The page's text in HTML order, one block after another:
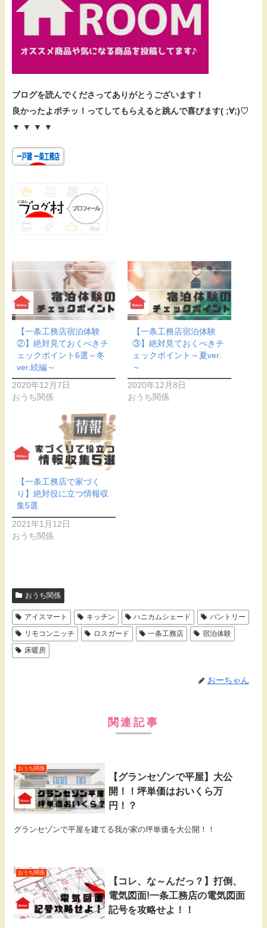
ブログを読んでくださってありがとうございます！
良かったよポチッ！ってしてもらえると跳んで喜びます( ;∀;)♡
▼ ▼ ▼ ▼
【一条工務店宿泊体験
②】絶対見ておくべきチ
ェックポイント6選～冬
ver.続編～
2020年12月7日
おうち関係
【一条工務店宿泊体験
③】絶対見ておくべきチ
ェックポイント～夏ver.
～
2020年12月8日
おうち関係
【一条工務店で家づく
り】絶対役に立つ情報収
集5選
2021年1月12日
おうち関係
おうち関係
アイスマート キッチン ハニカムシェード
パントリー
リモコンニッチ
ロスガード 一条工務店
宿泊体験
床暖房
おーちゃん
関連記事
おうち関係
【グランセゾンで平屋】大公
開！！坪単価はおいくら万
円！？
グランセゾンで平屋を建てる我が家の坪単価を大公開！！
おうち関係
【コレ、な～んだっ？】打倒、
電気図面!一条工務店の電気図面
記号を攻略せよ！！